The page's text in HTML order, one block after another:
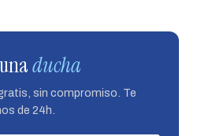
ducha
sin compromiso. Te
de 24h.